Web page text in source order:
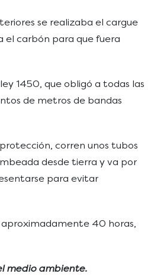
se realizaba el cargue
el carbón para que fuera
1450, que obligó a todas las
de metros de bandas
corren unos tubos
desde tierra y va por
para evitar
aproximadamente 40 horas,
medio ambiente.